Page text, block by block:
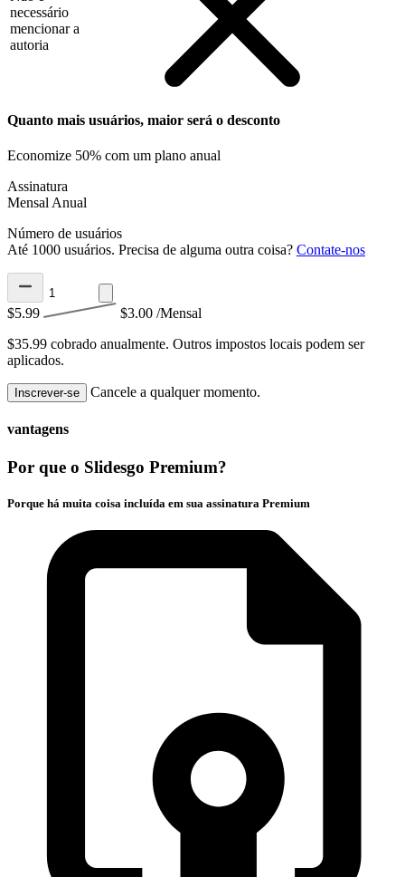
necessário
mencionar a
autoria
Quanto mais usuários, maior será o desconto
Economize 50% com um plano anual
Assinatura
Mensal Anual
Número de usuários
Até 1000 usuários. Precisa de alguma outra coisa? Contate-nos
$5.99 $3.00 /Mensal
$35.99 cobrado anualmente. Outros impostos locais podem ser
aplicados.
Inscrever-se Cancele a qualquer momento.
vantagens
Por que o Slidesgo Premium?
Porque há muita coisa incluída em sua assinatura Premium